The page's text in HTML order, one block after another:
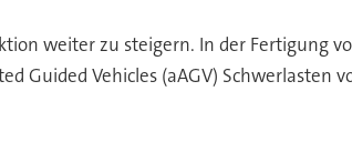
weiter zu steigern. In der Fertigung
Guided Vehicles (aAGV) Schwerlasten